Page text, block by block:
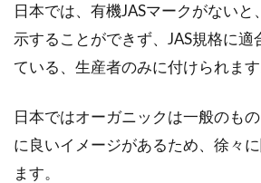
は作れる？作り
日本では、有機JASマークがない
示することができず、JAS規格に
ている、生産者のみに付けられます
日本ではオーガニックは一般のも
に良いイメージがあるため、徐々
ます。